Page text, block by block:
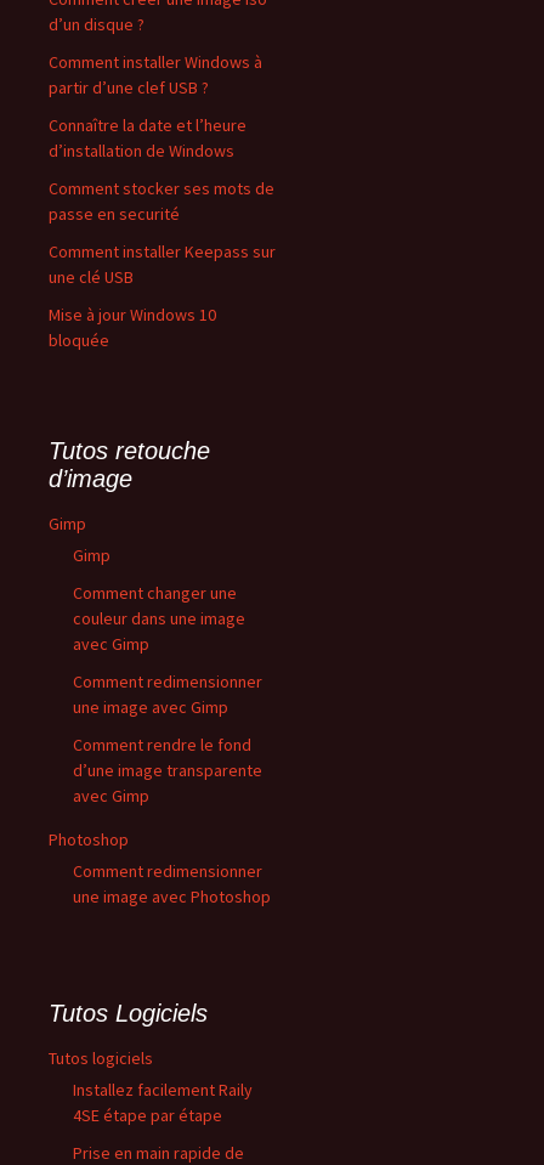
d’un disque ?
Comment installer Windows à
partir d’une clef USB ?
Connaître la date et l’heure
d’installation de Windows
Comment stocker ses mots de
passe en securité
Comment installer Keepass sur
une clé USB
Mise à jour Windows 10
bloquée
Tutos retouche
d’image
Gimp
Gimp
Comment changer une
couleur dans une image
avec Gimp
Comment redimensionner
une image avec Gimp
Comment rendre le fond
d’une image transparente
avec Gimp
Photoshop
Comment redimensionner
une image avec Photoshop
Tutos Logiciels
Tutos logiciels
Installez facilement Raily
4SE étape par étape
Prise en main rapide de